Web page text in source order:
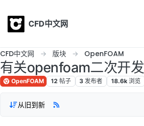
CFD中文网
CFD中文网 版块 OpenFOAM
有关openfoam二次开发
OpenFOAM 12 帖子 3 发布者 18.6k 浏览
从旧到新